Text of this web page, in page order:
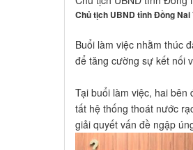
Chủ tịch UBND tỉnh Đồng
Buổi làm việc nhằm thúc
để tăng cường sự kết nối
Tại buổi làm việc, hai
tất hệ thống thoát nước
giải quyết vấn đề ngập